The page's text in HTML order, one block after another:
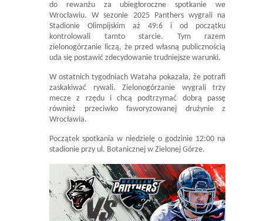
do rewanżu za ubiegłoroczne spotkanie we
Wrocławiu. W sezonie 2025 Panthers wygrali na
Stadionie Olimpijskim aż 49:6 i od początku
kontrolowali tamto starcie. Tym razem
zielonogórzanie liczą, że przed własną publicznością
uda się postawić zdecydowanie trudniejsze warunki.
W ostatnich tygodniach Wataha pokazała, że potrafi
zaskakiwać rywali. Zielonogórzanie wygrali trzy
mecze z rzędu i chcą podtrzymać dobrą passę
również przeciwko faworyzowanej drużynie z
Wrocławia.
Początek spotkania w niedzielę o godzinie 12:00 na
stadionie przy ul. Botanicznej w Zielonej Górze.